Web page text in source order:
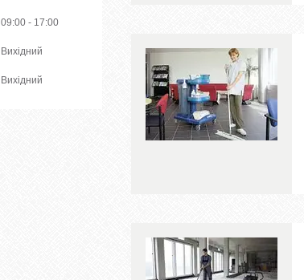
09:00 17:00
Вихідний
Вихідний